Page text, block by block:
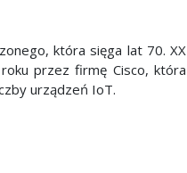
która sięga lat 70. XX
przez firmę Cisco, która
urządzeń IoT.